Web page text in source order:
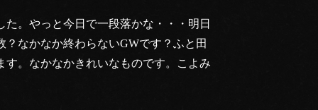
。やっと今日で一段落かな・・・明日
なかなか終わらないGWです？ふと田
。なかなかきれいなものです。こよみ